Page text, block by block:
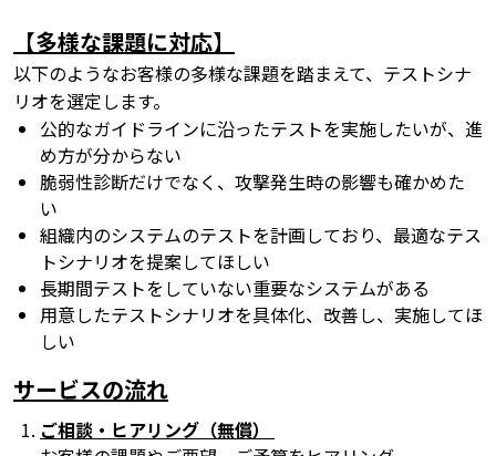
【多様な課題に対応】
以下のようなお客様の多様な課題を踏まえて、テストシナ
リオを選定します。
公的なガイドラインに沿ったテストを実施したいが、進
め方が分からない
脆弱性診断だけでなく、攻撃発生時の影響も確かめた
い
組織内のシステムのテストを計画しており、最適なテス
トシナリオを提案してほしい
長期間テストをしていない重要なシステムがある
用意したテストシナリオを具体化、改善し、実施してほ
しい
サービスの流れ
ご相談・ヒアリング（無償）